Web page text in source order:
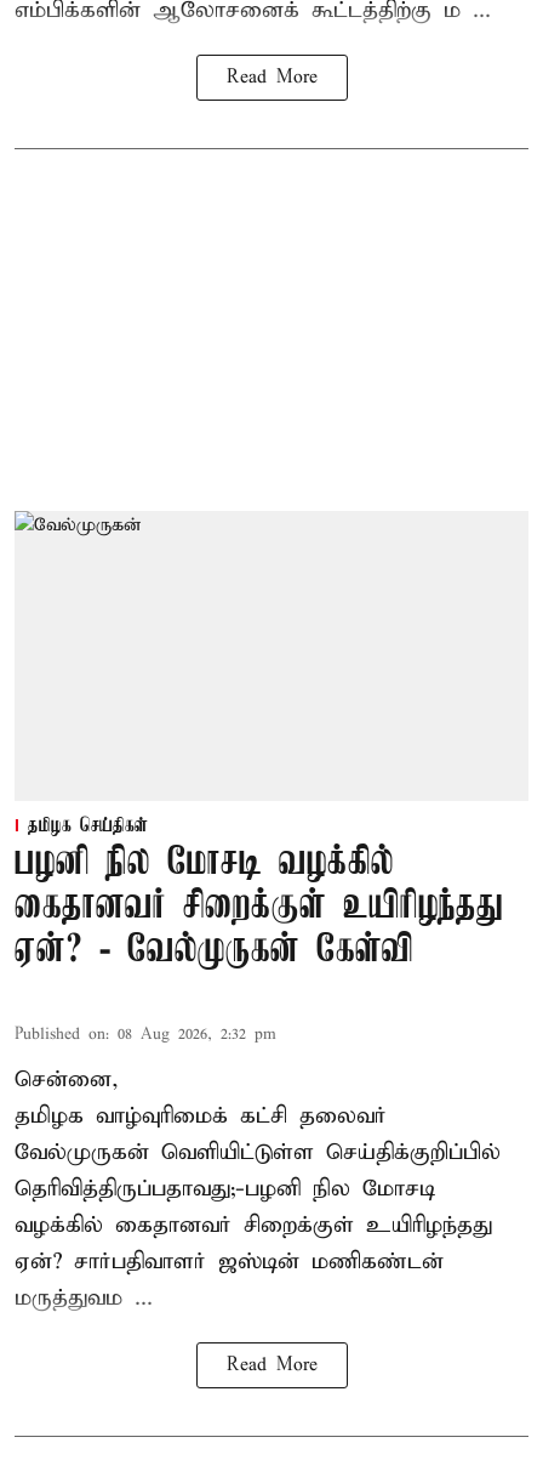
எம்பிக்களின் ஆலோசனைக் கூட்டத்திற்கு ம ...
Read More
தமிழக செய்திகள்
பழனி நில மோசடி வழக்கில்
கைதானவர் சிறைக்குள் உயிரிழந்தது
ஏன்? - வேல்முருகன் கேள்வி
Published on: 08 Aug 2026, 2:32 pm
சென்னை,
தமிழக வாழ்வுரிமைக் கட்சி தலைவர்
வேல்முருகன் வெளியிட்டுள்ள செய்திக்குறிப்பில்
தெரிவித்திருப்பதாவது;-பழனி நில மோசடி
வழக்கில் கைதானவர் சிறைக்குள் உயிரிழந்தது
ஏன்? சார்பதிவாளர் ஜஸ்டின் மணிகண்டன்
மருத்துவம ...
Read More